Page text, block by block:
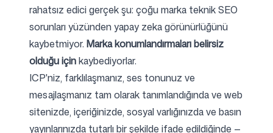
rahatsız edici gerçek şu: çoğu marka teknik SEO
sorunları yüzünden yapay zeka görünürlüğünü
kaybetmiyor. Marka konumlandırmaları belirsiz
olduğu içinkaybediyorlar.
ICP'niz, farklılaşmanız, ses tonunuz ve
mesajlaşmanız tam olarak tanımlandığında ve web
sitenizde, içeriğinizde, sosyal varlığınızda ve basın
yayınlarınızda tutarlı bir şekilde ifade edildiğinde —